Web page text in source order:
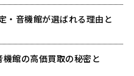
・音機館が選ばれる理由と
館の高価買取の秘密と